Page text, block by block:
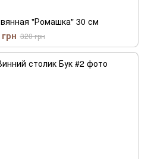
"Ромашка" 30 см
320 грн